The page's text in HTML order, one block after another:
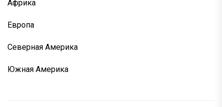
Африка
Европа
Северная Америка
Южная Америка